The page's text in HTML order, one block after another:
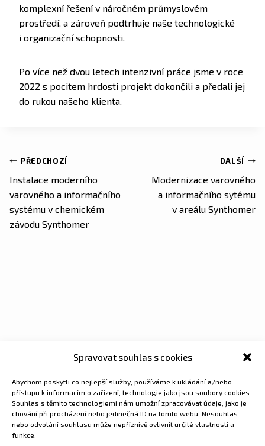
Spravovat souhlas s cookies
Abychom poskytli co nejlepší služby, používáme k ukládání a/nebo
přístupu k informacím o zařízení, technologie jako jsou soubory cookies.
Souhlas s těmito technologiemi nám umožní zpracovávat údaje, jako je
chování při procházení nebo jedinečná ID na tomto webu. Nesouhlas
nebo odvolání souhlasu může nepříznivě ovlivnit určité vlastnosti a
funkce.
komplexní řešení v náročném průmyslovém
prostředí, a zároveň podtrhuje naše technologické
i organizační schopnosti.
Po více než dvou letech intenzivní práce jsme v roce
2022 s pocitem hrdosti projekt dokončili a předali jej
do rukou našeho klienta.
PŘEDCHOZÍ
Instalace moderního
varovného a informačního
systému v chemickém
závodu Synthomer
DALŠÍ
Modernizace varovného
a informačního sytému
v areálu Synthomer